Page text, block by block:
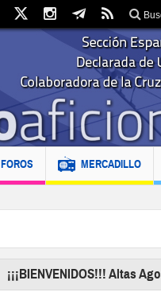
FOROS MERCADILLO
¡¡¡BIENVENIDOS!!! Altas